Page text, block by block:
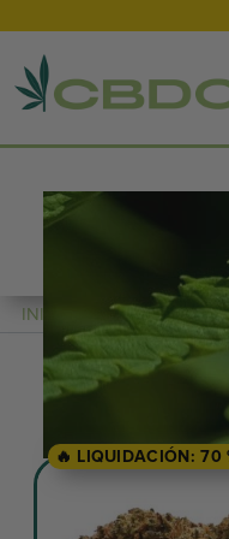
INICIO 🌿 >
🔥 LIQUIDACIÓN: 70